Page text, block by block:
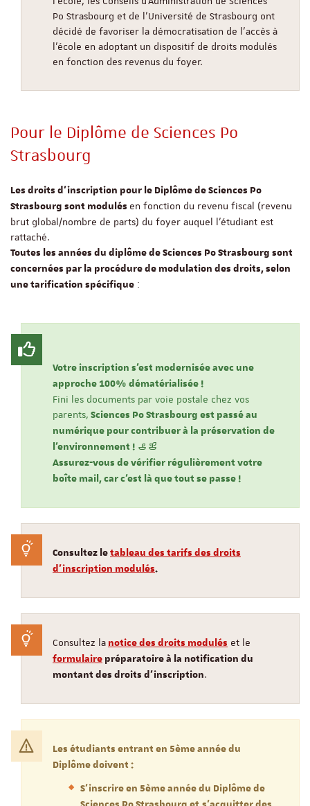
Po Strasbourg et de l’Université de Strasbourg ont
décidé de favoriser la démocratisation de l’accès à
l'école en adoptant un dispositif de droits modulés
en fonction des revenus du foyer.
Pour le Diplôme de Sciences Po
Strasbourg
Les droits d’inscription pour le Diplôme de Sciences Po
Strasbourg sont modulés en fonction du revenu fiscal (revenu
brut global/nombre de parts) du foyer auquel l’étudiant est
rattaché.
Toutes les années du diplôme de Sciences Po Strasbourg sont
concernées par la procédure de modulation des droits, selon
une tarification spécifique :
Votreinscription s'est modernisée avec une
approche 100% dématérialisée !
Fini les documents par voie postale chez vos
parents, Sciences Po Strasbourg est passé au
numérique pour contribuer à la préservation de
l'environnement !
Assurez-vous de vérifier régulièrement votre
boîte mail, car c'est là que tout se passe !
Consultez letableau des tarifs des droits
d'inscription modulés.
Consultez la notice des droits modulés et le
formulaire préparatoire à la notification du
montant des droits d'inscription.
Les étudiants entrant en 5ème année du
Diplôme doivent :
S'inscrire en 5ème année du Diplôme de